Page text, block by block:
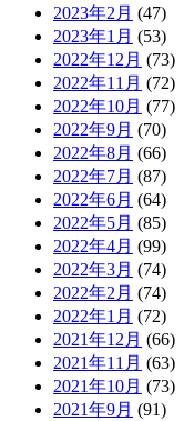
2023年2月 (47)
2023年1月 (53)
2022年12月 (73)
2022年11月 (72)
2022年10月 (77)
2022年9月 (70)
2022年8月 (66)
2022年7月 (87)
2022年6月 (64)
2022年5月 (85)
2022年4月 (99)
2022年3月 (74)
2022年2月 (74)
2022年1月 (72)
2021年12月 (66)
2021年11月 (63)
2021年10月 (73)
2021年9月 (91)